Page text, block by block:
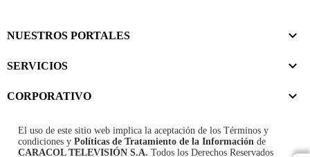
NUESTROS PORTALES
SERVICIOS
CORPORATIVO
El uso de este sitio web implica la aceptación de los Términos y
condiciones y Políticas de Tratamiento de la Información de
CARACOL TELEVISIÓN S.A. Todos los Derechos Reservados